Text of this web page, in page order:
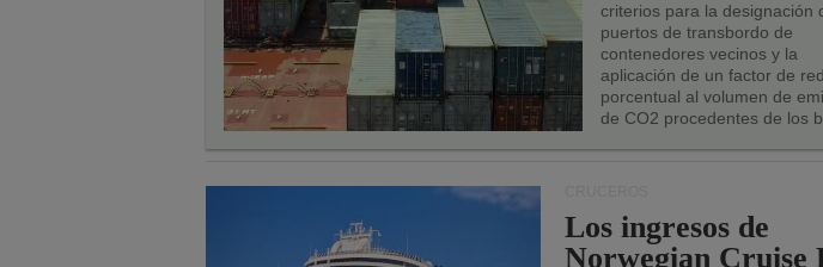
criterios para la designación
puertos de transbordo de
contenedores vecinos y la
aplicación de un factor de
porcentual al volumen de
de CO2 procedentes de los
Los ingresos de
Norwegian Cruise